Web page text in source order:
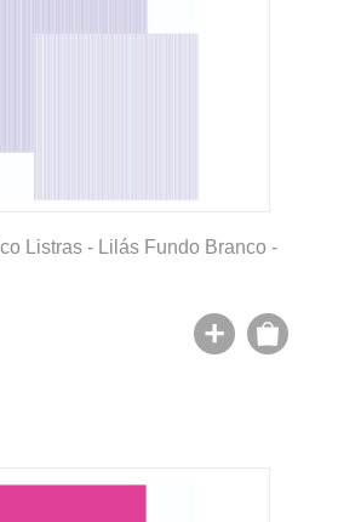
Listras - Lilás Fundo Branco -